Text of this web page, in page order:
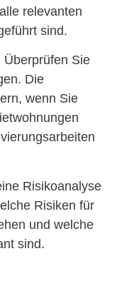
relevanten
sind.
Überprüfen Sie
Die
wenn Sie
Risikoanalyse
Risiken für
und welche
sind.